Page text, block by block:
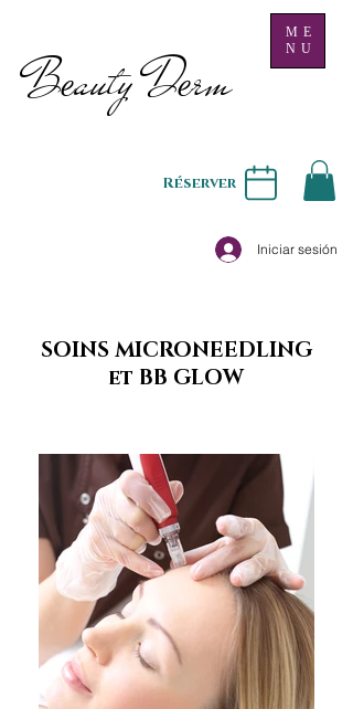
Beauty Derm
ME
NU
Iniciar sesión
Réserver
SOINS MICRONEEDLING
et BB GLOW